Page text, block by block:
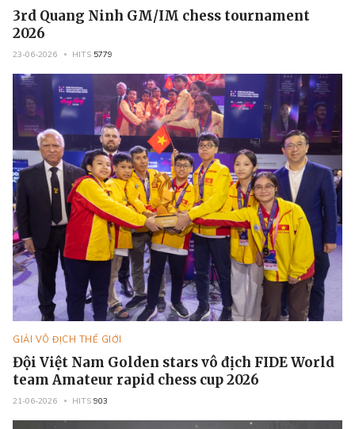
3rd Quang Ninh GM/IM chess tournament
2026
23-06-2026 HITS 5779
GIẢI VÔ ĐỊCH THẾ GIỚI
Đội Việt Nam Golden stars vô địch FIDE World
team Amateur rapid chess cup 2026
21-06-2026 HITS 903